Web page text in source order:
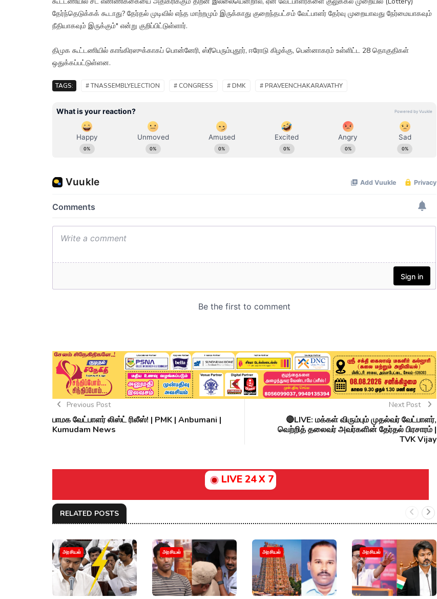
தேர்ந்தெடுக்கக் கூடாது? தேர்தல் முடிவில் எந்த மாற்றமும் இருக்காது குறைந்தபட்சம் வேட்பாளர் தேர்வு முறையாவது நேர்மையாகவும்
நீதியாகவும் இருக்கும்" என்று குறிப்பிட்டுள்ளார்.
திமுக கூட்டணியில் காங்கிரஸுக்காகப் பொன்னேரி, ஸ்ரீபெரும்புதூர், ஈரோடு கிழக்கு, பென்னாகரம் உள்ளிட்ட 28 தொகுதிகள்
ஒதுக்கப்பட்டுள்ளன.
TAGS: # TNASSEMBLYELECTION # CONGRESS # DMK # PRAVEENCHAKARAVATHY
Previous Post
பாமக வேட்பாளர் லிஸ்ட் ரிலீஸ்! | PMK | Anbumani |
Kumudam News
Next Post
🔴LIVE: மக்கள் விரும்பும் முதல்வர் வேட்பாளர்,
வெற்றித் தலைவர் அவர்களின் தேர்தல் பிரசாரம் |
TVK Vijay
LIVE 24 X 7
RELATED POSTS
அரசியல் அரசியல் அரசியல் அரசியல்